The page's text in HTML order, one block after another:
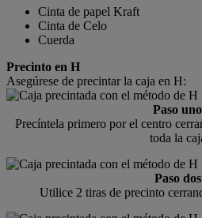
Cinta de papel Kraft
Cinta de Celo
Cuerda
Precinto en H
Asegúrese de precintar la caja en H:
Paso uno
Precíntela primero por el centro
toda la
Paso dos
Utilice 2 tiras de precinto